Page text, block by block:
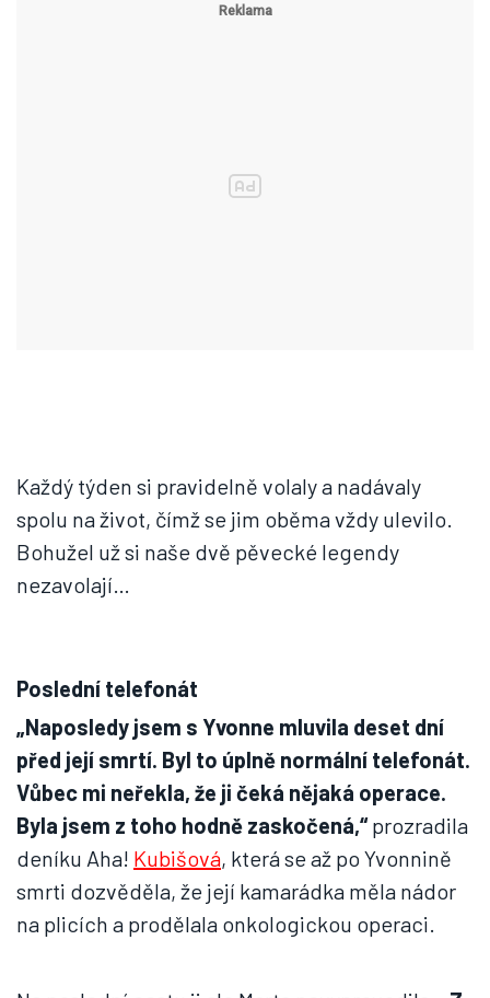
Každý týden si pravidelně volaly a nadávaly
spolu na život, čímž se jim oběma vždy ulevilo.
Bohužel už si naše dvě pěvecké legendy
nezavolají…
Poslední telefonát
„Naposledy jsem s Yvonne mluvila deset dní
před její smrtí. Byl to úplně normální telefonát.
Vůbec mi neřekla, že ji čeká nějaká operace.
Byla jsem z toho hodně zaskočená,“prozradila
deníku Aha! Kubišová, která se až po Yvonnině
smrti dozvěděla, že její kamarádka měla nádor
na plicích a prodělala onkologickou operaci.